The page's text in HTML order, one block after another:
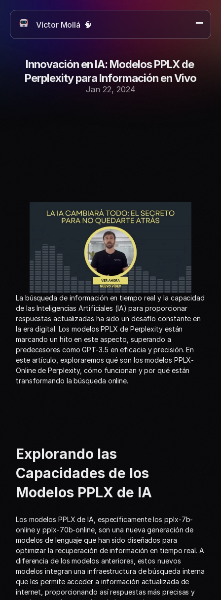
Víctor Mollá  🧠
Sobre mí
Contacto
Innovación en IA: Modelos PPLX de
Perplexity para Información en Vivo
Jan 22, 2024
La búsqueda de información en tiempo real y la capacidad
de las Inteligencias Artificiales (IA) para proporcionar
respuestas actualizadas ha sido un desafío constante en
la era digital. Los modelos PPLX de Perplexity están
marcando un hito en este aspecto, superando a
predecesores como GPT-3.5 en eficacia y precisión. En
este artículo, exploraremos qué son los modelos PPLX-
Online de Perplexity, cómo funcionan y por qué están
transformando la búsqueda online.
Explorando las
Capacidades de los
Modelos PPLX de IA
Los modelos PPLX de IA, específicamente los pplx-7b-
online y pplx-70b-online, son una nueva generación de
modelos de lenguaje que han sido diseñados para
optimizar la recuperación de información en tiempo real. A
diferencia de los modelos anteriores, estos nuevos
modelos integran una infraestructura de búsqueda interna
que les permite acceder a información actualizada de
internet, proporcionando así respuestas más precisas y